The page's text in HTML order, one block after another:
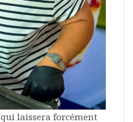
qui laissera forcément